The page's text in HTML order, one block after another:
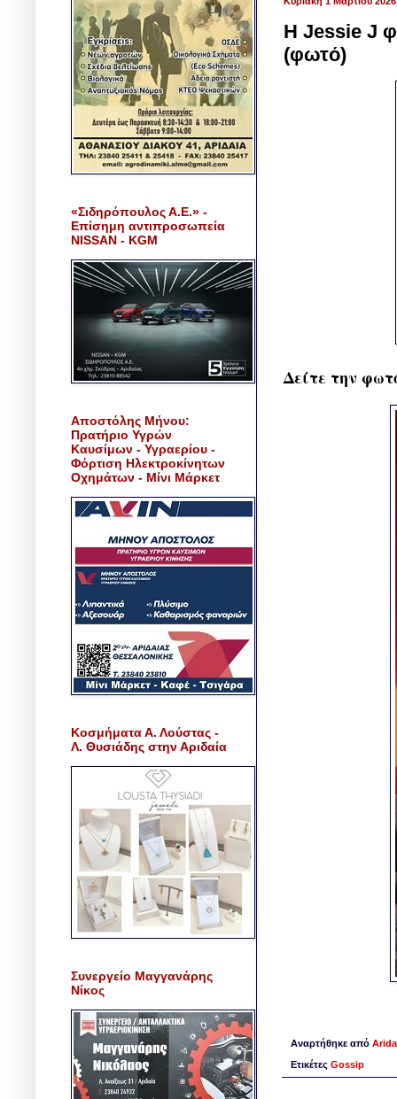
H Jessie J
(φωτό)
Δείτε την
Αναρτήθηκε από
Ετικέτες Gossip
«Σιδηρόπουλος Α.Ε.» -
Επίσημη αντιπροσωπεία
NISSAN - KGM
Αποστόλης Μήνου:
Πρατήριο Υγρών
Καυσίμων - Υγραερίου -
Φόρτιση Ηλεκτροκίνητων
Οχημάτων - Μίνι Μάρκετ
Κοσμήματα Α. Λούστας -
Λ. Θυσιάδης στην Αριδαία
Συνεργείο Μαγγανάρης
Νίκος